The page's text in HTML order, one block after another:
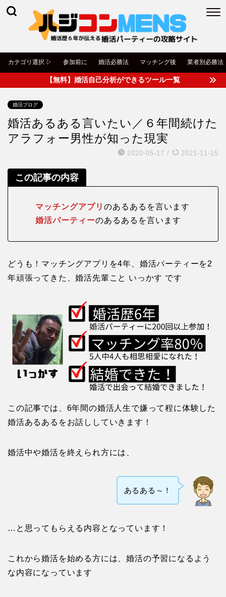
カテゴリ選択 ▷ 参加前に 婚活必勝法 マッチング後 業者別必勝法
【無料】婚活自己分析ができるツール一覧
婚活ブログ
婚活あるある言いたい／６年間続けた
アラフォー男性が知った現実
2020-05-17 / 2021-11-15
この記事の内容
マッチングアプリ のあるあるを言います
婚活パーティーのあるあるを言います
どうも！マッチングアプリを4年、婚活パーティーを2
年頑張ってきた、婚活先輩こと いっかす です
この記事では、6年間の婚活人生で嫌って程に体験した
婚活あるあるをお話ししていきます！
婚活中や婚活を終えられ方には、
あるある～！
…と思ってもらえる内容となっています！
これから婚活を始める方には、婚活の予習になるよう
な内容になっています